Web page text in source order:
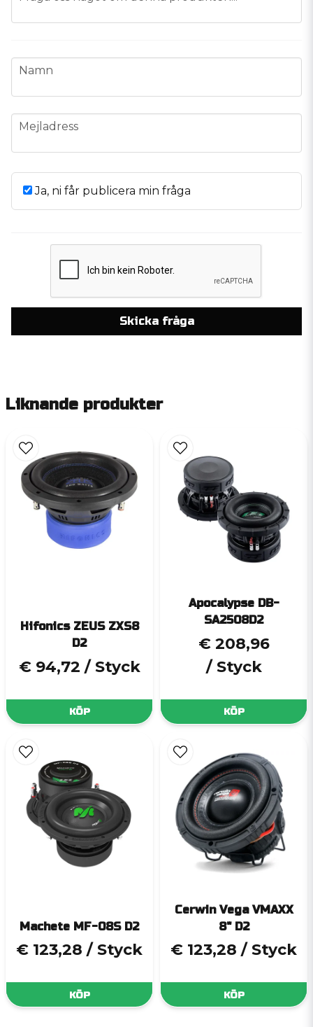
name
Namn
email
Mejladress
Ja, ni får publicera min fråga
Skicka fråga
Liknande produkter
Hifonics ZEUS ZXS8
D2
€ 94,72 / Styck
KÖP
Apocalypse DB-
SA2508D2
€ 208,96
/ Styck
KÖP
Machete MF-08S D2
€ 123,28 / Styck
KÖP
Cerwin Vega VMAXX
8" D2
€ 123,28 / Styck
KÖP